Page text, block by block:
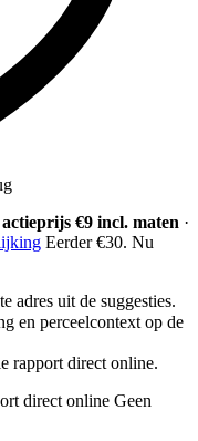
actieprijs €9 incl. maten ·
Eerder €30. Nu
adres uit de suggesties.
en perceelcontext op de
rapport direct online.
direct online Geen